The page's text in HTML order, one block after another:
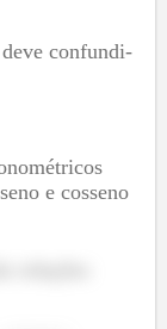
confundi-
e cosseno